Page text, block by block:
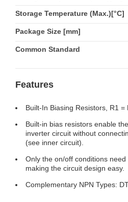
Storage Temperature (Max.)[°C]
Package Size [mm]
Common Standard
Features
Built-In Biasing Resistors, R1 =
Built-in bias resistors enable
inverter circuit without
(see inner circuit).
Only the on/off conditions need
making the circuit design easy.
Complementary NPN Types: